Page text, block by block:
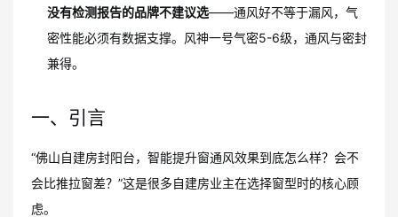
没有检测报告的品牌不建议选——通风好不等于漏风，气
密性能必须有数据支撑。风神一号气密5-6级，通风与密封
兼得。
一、引言
“佛山自建房封阳台，智能提升窗通风效果到底怎么样？会不
会比推拉窗差？”这是很多自建房业主在选择窗型时的核心顾
虑。